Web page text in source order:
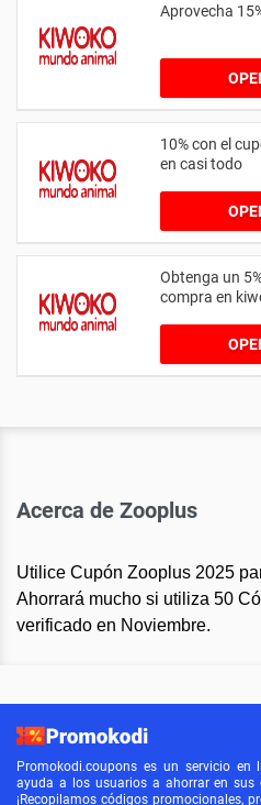
Aprovecha
10% con el
en casi todo
Obtenga un
compra en
Acerca de Zooplus
Utilice Cupón Zooplus 2025
Ahorrará mucho si utiliza 50
verificado en Noviembre.
Promokodi.coupons es un servicio en
ayuda a los usuarios a ahorrar en sus
¡Recopilamos códigos promocionales,